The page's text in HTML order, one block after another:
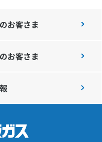
お客さま
お客さま